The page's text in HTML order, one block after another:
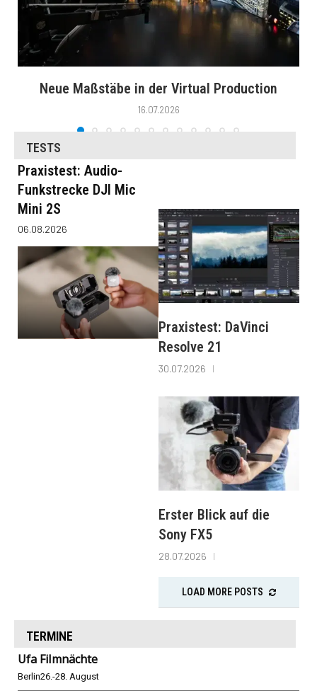
Neue Maßstäbe in der Virtual Production
16.07.2026
TESTS
Praxistest: Audio-
Funkstrecke DJI Mic
Mini 2S
06.08.2026
Praxistest: DaVinci
Resolve 21
30.07.2026
Erster Blick auf die
Sony FX5
28.07.2026
LOAD MORE POSTS
TERMINE
Ufa Filmnächte
Berlin26.-28. August